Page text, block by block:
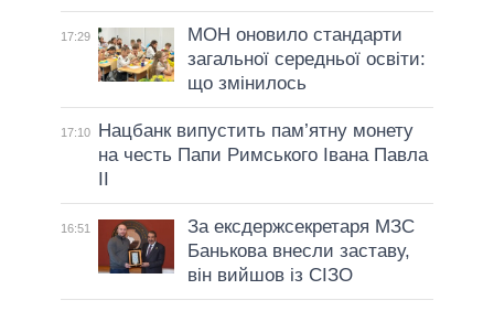
17:29
МОН оновило стандарти
загальної середньої освіти:
що змінилось
17:10
Нацбанк випустить пам’ятну монету
на честь Папи Римського Івана Павла
16:51
За ексдержсекретаря МЗС
Банькова внесли заставу,
він вийшов із СІЗО